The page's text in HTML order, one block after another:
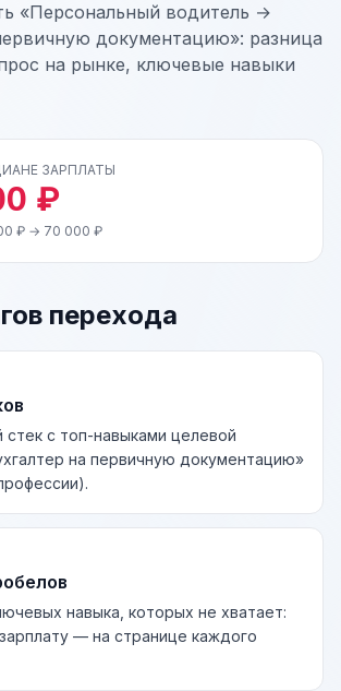
«Персональный водитель →
документацию»: разница
на рынке, ключевые навыки
ЗАРПЛАТЫ
₽
₽ → 70 000 ₽
перехода
стек с топ-навыками целевой
на первичную документацию»
навыка, которых не хватает:
— на странице каждого